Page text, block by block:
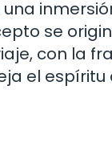
se
con la
el